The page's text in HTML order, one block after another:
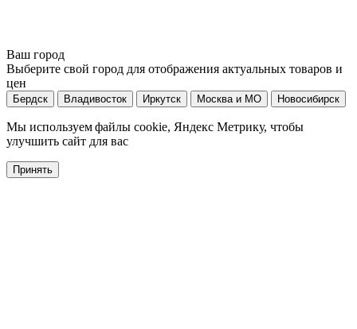
Ваш город
Выберите свой город для отображения актуальных товаров и
цен
Бердск Владивосток Иркутск Москва и МО Новосибирск
Мы используем файлы cookie, Яндекс Метрику, чтобы
улучшить сайт для вас
Принять